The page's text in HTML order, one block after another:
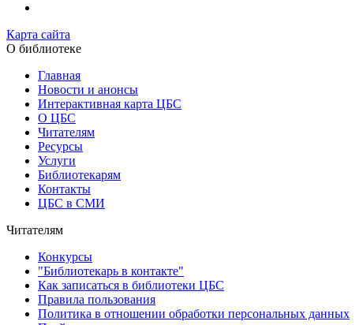
Карта сайта
О библиотеке
Главная
Новости и анонсы
Интерактивная карта ЦБС
О ЦБС
Читателям
Ресурсы
Услуги
Библиотекарям
Контакты
ЦБС в СМИ
Читателям
Конкурсы
"Библиотекарь в контакте"
Как записаться в библиотеки ЦБС
Правила пользования
Политика в отношении обработки персональных данных